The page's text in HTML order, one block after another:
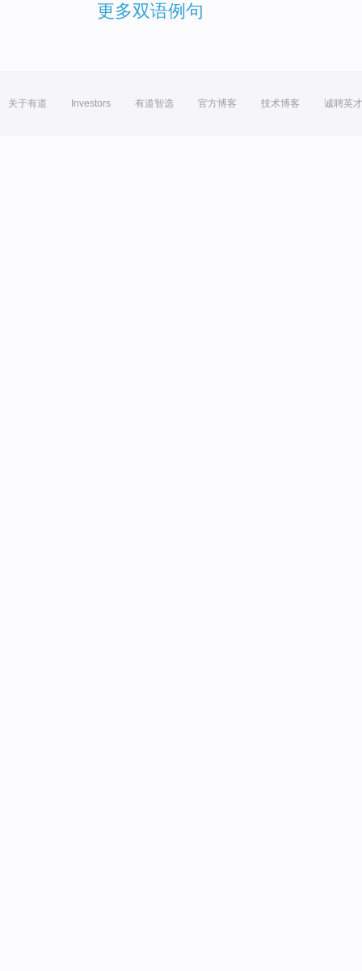
更多双语例句
关于有道 Investors 有道智选 官方博客 技术博客 诚聘英才